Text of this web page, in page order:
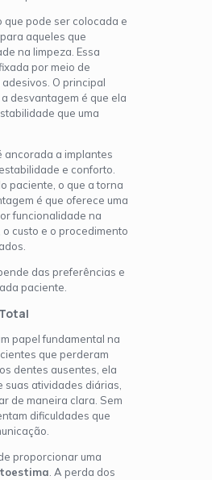
que pode ser colocada e
aqueles que
na limpeza. Essa
por meio de
O principal
desvantagem é que ela
que uma
ancorada a implantes
e conforto.
paciente, o que a torna
é que oferece uma
funcionalidade na
custo e o procedimento
das preferências e
paciente.
papel fundamental na
que perderam
dentes ausentes, ela
atividades diárias,
de maneira clara. Sem
dificuldades que
proporcionar uma
. A perda dos